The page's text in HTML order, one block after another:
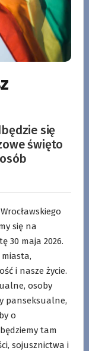
się
święto
się na
30 maja 2026.
i nasze życie.
osoby
panseksualne,
o
tam
sojusznictwa i